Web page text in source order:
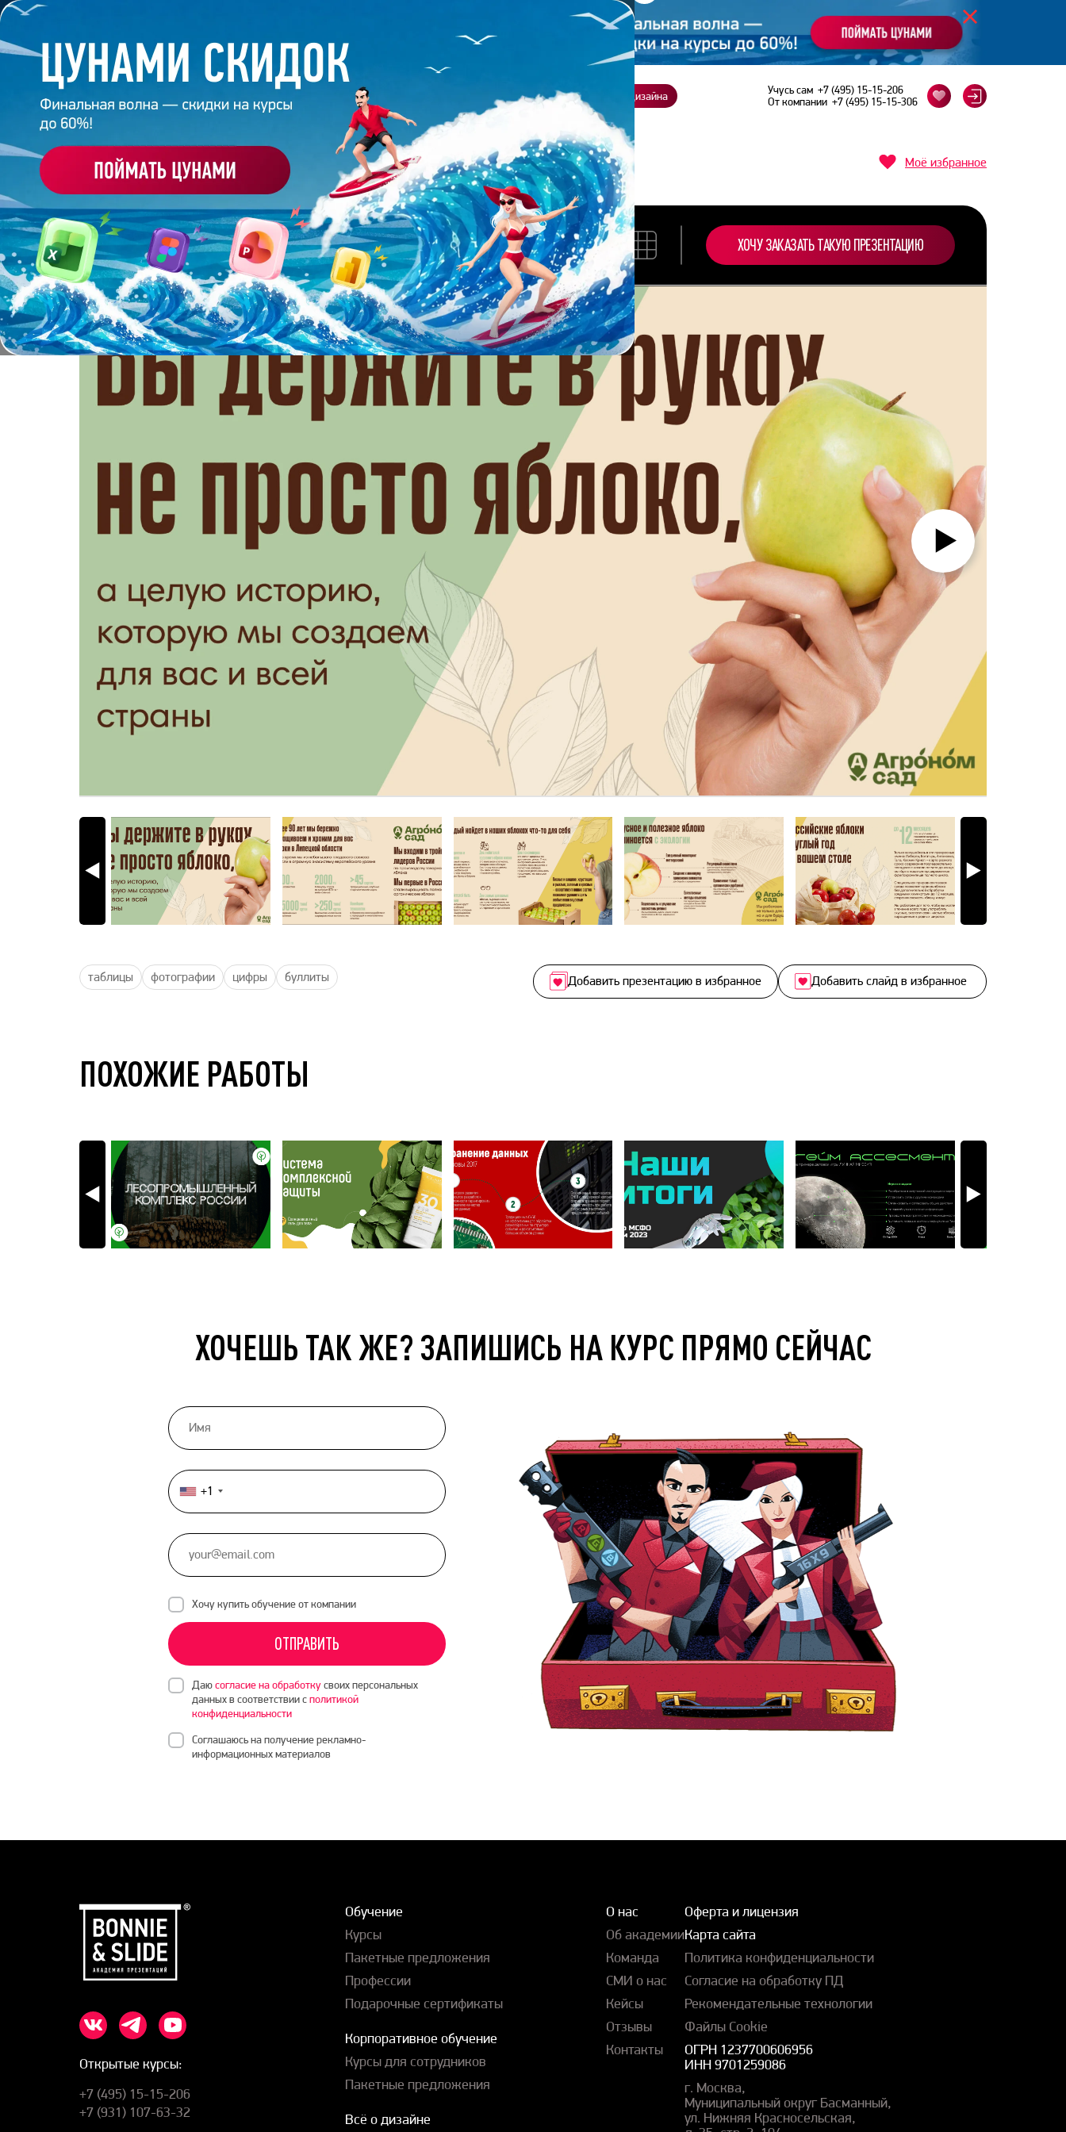
Корпоративное обучение Заказать презентацию Студия дизайна Учусь сам +7 (495) 15-15-206
От компании +7 (495) 15-15-306
Главная Презентация 7 – Мантрова Анастасия
ПРЕЗЕНТАЦИЯ 7 - МАНТРОВА АНАСТАСИЯ Моё избранное
Работа
эксперта
ХОЧУ ЗАКАЗАТЬ ТАКУЮ ПРЕЗЕНТАЦИЮ
таблицы фотографии цифры буллиты Добавить презентацию в избранное Добавить слайд в избранное
ПОХОЖИЕ РАБОТЫ
ХОЧЕШЬ ТАК ЖЕ? ЗАПИШИСЬ НА КУРС ПРЯМО СЕЙЧАС
United
States
+1
Хочу купить обучение от компании
ОТПРАВИТЬ
Даюсогласие на обработкусвоих персональных
данных в соответствии сполитикой
конфиденциальности
Соглашаюсь на получение рекламно-
информационных материалов
Открытые курсы:
+7 (495) 15-15-206
+7 (931) 107-63-32
Обучение
Курсы
Пакетные предложения
Профессии
Подарочные сертификаты
Корпоративное обучение
Курсы для сотрудников
Пакетные предложения
Всё о дизайне
О нас
Об академии
Команда
СМИ о нас
Кейсы
Отзывы
Контакты
Оферта и лицензия
Карта сайта
Политика конфиденциальности
Согласие на обработку ПД
Рекомендательные технологии
Файлы Cookie
ОГРН 1237700606956
ИНН 9701259086
г. Москва,
Муниципальный округ Басманный,
ул. Нижняя Красносельская,